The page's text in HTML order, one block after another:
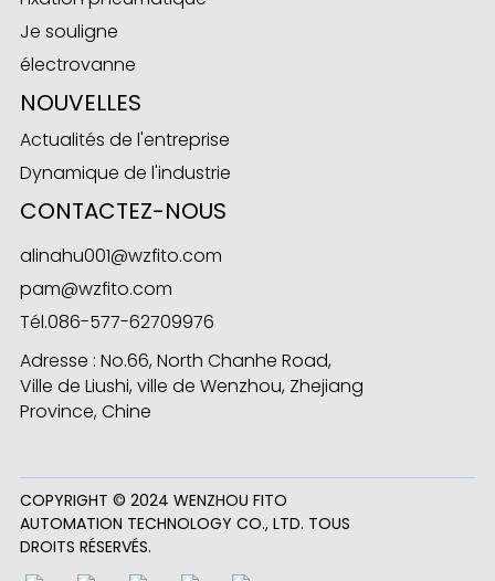
Je souligne
électrovanne
NOUVELLES
Actualités de l'entreprise
Dynamique de l'industrie
CONTACTEZ-NOUS
alinahu001@wzfito.com
pam@wzfito.com
Tél.086-577-62709976
Adresse : No.66, North Chanhe Road,
Ville de Liushi, ville de Wenzhou, Zhejiang
Province, Chine
COPYRIGHT © 2024 WENZHOU FITO
AUTOMATION TECHNOLOGY CO., LTD. TOUS
DROITS RÉSERVÉS.